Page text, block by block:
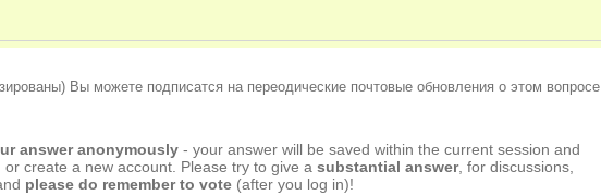
Вы можете подписатся на переодические почтовые обновления о этом вопросе.
answer anonymously - your answer will be saved within the current session and
create a new account. Please try to give a substantial answer, for discussions,
please do remember to vote (after you log in)!